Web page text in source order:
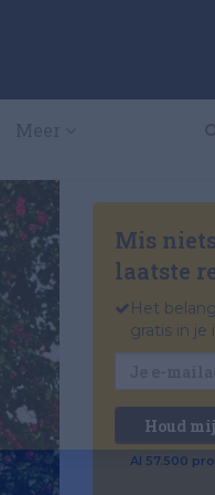
Meer
Mis
laatste
Het
gratis in je
Houd
Al 57.500